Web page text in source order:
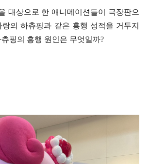
대상으로 한 애니메이션들이 극장판으
랑의 하츄핑과 같은 흥행 성적을 거두지
핑의 흥행 원인은 무엇일까?